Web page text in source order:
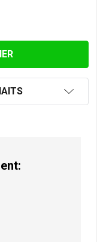
FINITION INOX
DE CÔNE DE